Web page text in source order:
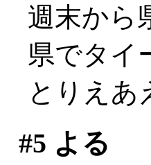
週末から
県でタイ
とりえあ
#5 よる